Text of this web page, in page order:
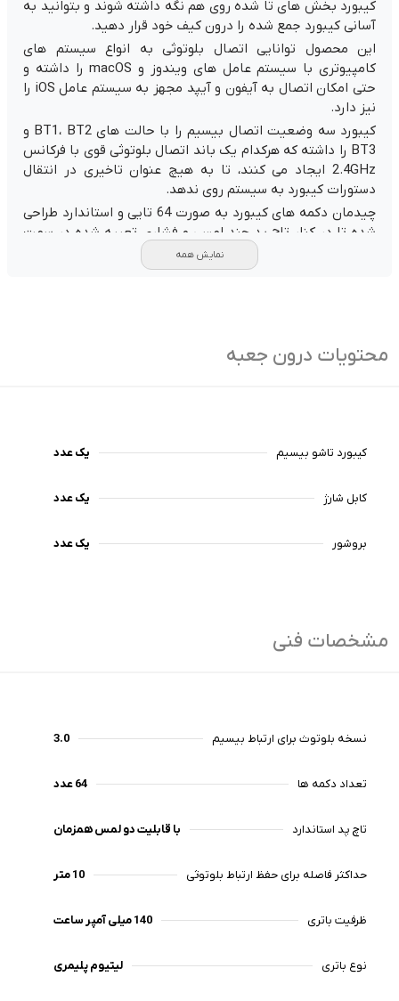
کیبورد بخش های تا شده روی هم نگه داشته شوند و بتوانید به
آسانی کیبورد جمع شده را درون کیف خود قرار دهید.
این محصول توانایی اتصال بلوتوثی به انواع سیستم های
کامپیوتری با سیستم عامل های ویندوز و macOS را داشته و
حتی امکان اتصال به آیفون و آیپد مجهز به سیستم عامل iOS را
نیز دارد.
کیبورد سه وضعیت اتصال بیسیم را با حالت های BT1، BT2 و
BT3 را داشته که هرکدام یک باند اتصال بلوتوثی قوی با فرکانس
2.4GHz ایجاد می کنند، تا به هیچ عنوان تاخیری در انتقال
دستورات کیبورد به سیستم روی ندهد.
چیدمان دکمه های کیبورد به صورت 64 تایی و استاندارد طراحی
شده تا در کنار تاچ پد چند لمسی و فشاری تعبیه شده در سمت
راست کیبورد، امکانات کاملی را برای کار روان در محیط لپتاپ و
نمایش همه
محتویات درون جعبه
کیبورد تاشو بیسیم یک عدد
کابل شارژ یک عدد
بروشور یک عدد
مشخصات فنی
نسخه بلوتوث برای ارتباط بیسیم 3.0
تعداد دکمه ها 64 عدد
تاچ پد استاندارد با قابلیت دو لمس همزمان
حداکثر فاصله برای حفظ ارتباط بلوتوثی 10 متر
ظرفیت باتری 140 میلی آمپر ساعت
نوع باتری لیتیوم پلیمری